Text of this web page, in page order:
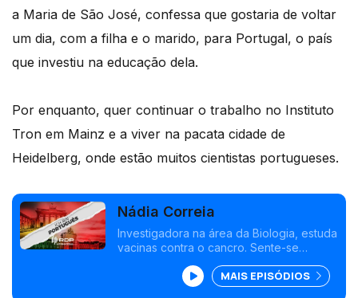
a Maria de São José, confessa que gostaria de voltar
um dia, com a filha e o marido, para Portugal, o país
que investiu na educação dela.
Por enquanto, quer continuar o trabalho no Instituto
Tron em Mainz e a viver na pacata cidade de
Heidelberg, onde estão muitos cientistas portugueses.
Nádia Correia
Investigadora na área da Biologia, estuda
vacinas contra o cancro. Sente-se
um dia voltar para o país que a formou.
Conversa com Maria de São José.
MAIS EPISÓDIOS